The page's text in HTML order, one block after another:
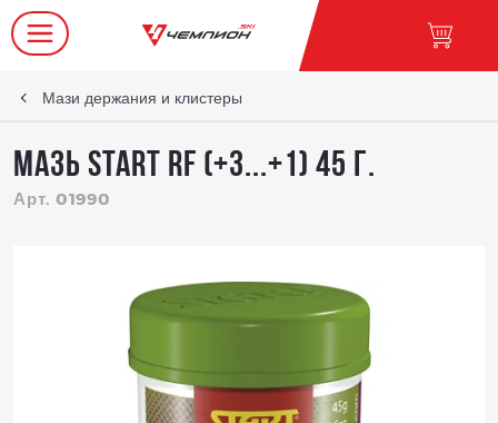
Мази держания и клистеры
Мазь START RF (+3...+1) 45 г.
Арт. 01990